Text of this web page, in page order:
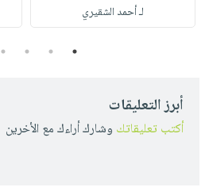
لـ أحمد الشقيري
1
2
3
4
أبرز التعليقات
أكتب تعليقاتك وشارك أراءك مع الأخرين